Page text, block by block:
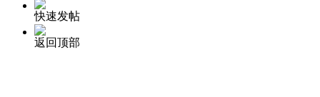
快速发帖
返回顶部